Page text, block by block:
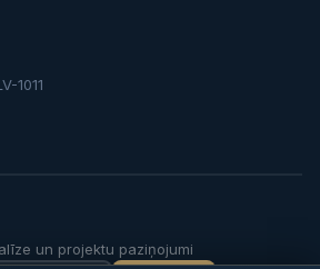
1011
un projektu paziņojumi